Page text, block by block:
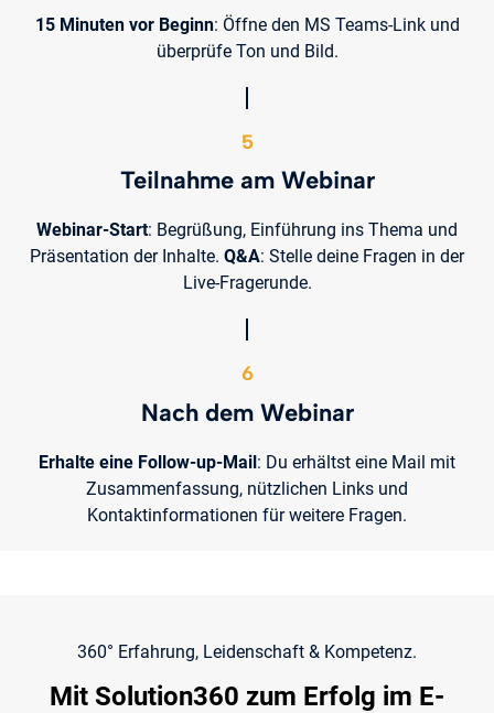
15 Minuten vor Beginn: Öffne den MS Teams-Link und
überprüfe Ton und Bild.
5
Teilnahme am Webinar
Webinar-Start: Begrüßung, Einführung ins Thema und
Präsentation der Inhalte. Q&A: Stelle deine Fragen in der
Live-Fragerunde.
6
Nach dem Webinar
Erhalte eine Follow-up-Mail: Du erhältst eine Mail mit
Zusammenfassung, nützlichen Links und
Kontaktinformationen für weitere Fragen.
360° Erfahrung, Leidenschaft & Kompetenz.
Mit Solution360 zum Erfolg im E-